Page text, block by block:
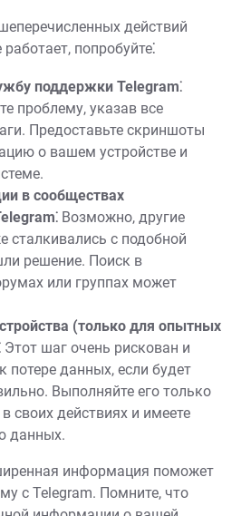
действий
попробуйте⁚
поддержки Telegram⁚
проблему, указав все
Предоставьте скриншоты
о вашем устройстве и
в сообществах
Возможно, другие
сталкивались с подобной
решение. Поиск в
или группах может
(только для опытных
Этот шаг очень рискован и
потере данных, если будет
Выполняйте его только
своих действиях и имеете
данных.
информация поможет
с Telegram. Помните, что